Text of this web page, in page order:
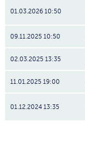
01.03.2026 10:50
09.11.2025 10:50
02.03.2025 13:35
11.01.2025 19:00
01.12.2024 13:35